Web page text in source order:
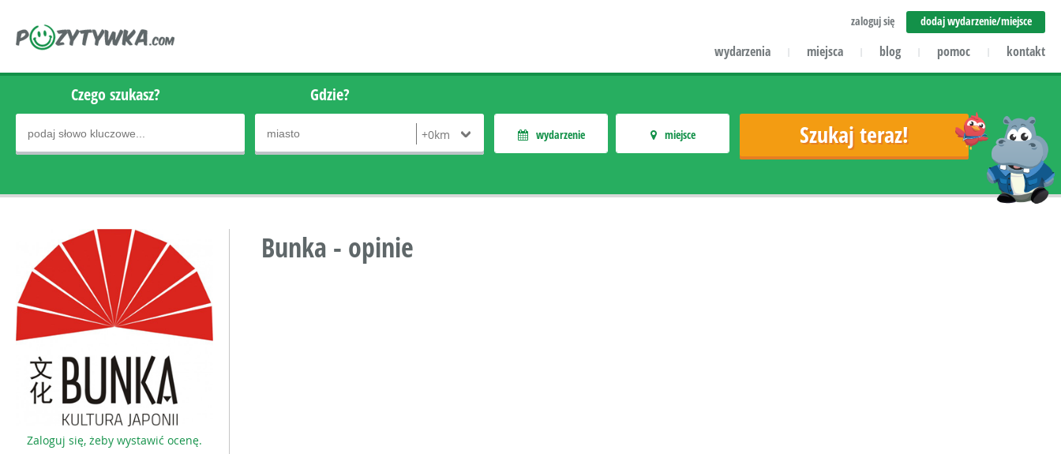
zaloguj się dodaj wydarzenie/miejsce
wydarzenia | miejsca | blog | pomoc | kontakt
Czego szukasz? Gdzie?
wydarzenie miejsce
Zaloguj się, żeby wystawić ocenę.
Bunka - opinie